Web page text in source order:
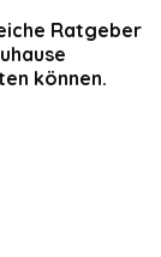
Ratgeber
können.